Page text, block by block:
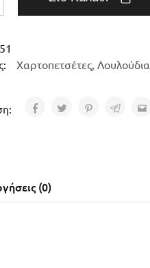
Χαρτοπετσέτες, Λουλούδια
(0)